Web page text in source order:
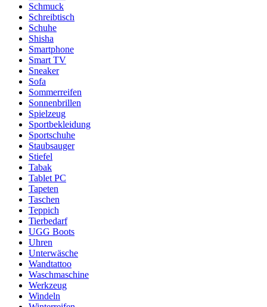
Schmuck
Schreibtisch
Schuhe
Shisha
Smartphone
Smart TV
Sneaker
Sofa
Sommerreifen
Sonnenbrillen
Spielzeug
Sportbekleidung
Sportschuhe
Staubsauger
Stiefel
Tabak
Tablet PC
Tapeten
Taschen
Teppich
Tierbedarf
UGG Boots
Uhren
Unterwäsche
Wandtattoo
Waschmaschine
Werkzeug
Windeln